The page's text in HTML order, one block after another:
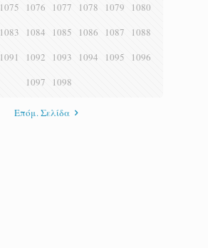
1075 1076 1077 1078 1079
1080
1083 1084 1085 1086 1087
1088
1091 1092 1093 1094 1095
1096
1097
1098
Επόμ. Σελίδα